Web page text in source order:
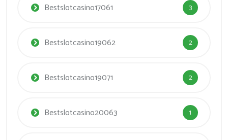
Bestslotcasino17061 3
Bestslotcasino19062 2
Bestslotcasino19071 2
Bestslotcasino20063 1